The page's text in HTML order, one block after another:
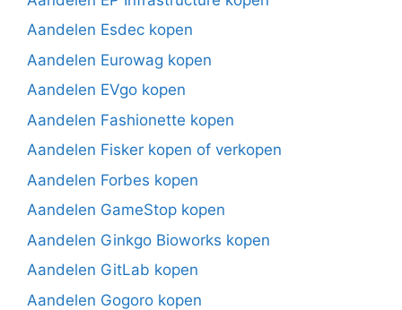
Aandelen Esdec kopen
Aandelen Eurowag kopen
Aandelen EVgo kopen
Aandelen Fashionette kopen
Aandelen Fisker kopen of verkopen
Aandelen Forbes kopen
Aandelen GameStop kopen
Aandelen Ginkgo Bioworks kopen
Aandelen GitLab kopen
Aandelen Gogoro kopen